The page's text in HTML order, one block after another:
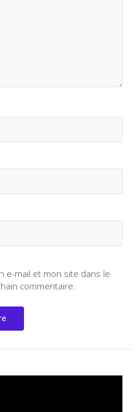
e-mail et mon site dans le
commentaire.